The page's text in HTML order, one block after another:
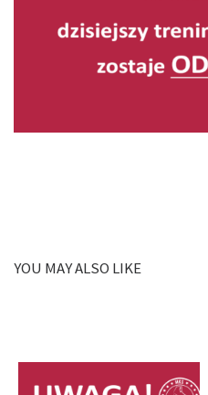
YOU MAY ALSO LIKE